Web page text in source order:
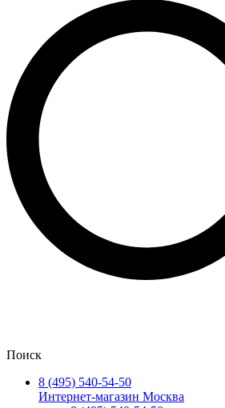
Поиск
8 (495) 540-54-50
Интернет-магазин Москва